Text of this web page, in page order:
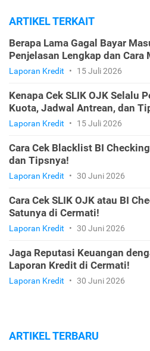
ARTIKEL TERKAIT
Berapa Lama Gagal Bayar
Penjelasan Lengkap dan
Laporan Kredit • 15 Juli 2026
Kenapa Cek SLIK OJK Selalu
Kuota, Jadwal Antrean, dan
Laporan Kredit • 15 Juli 2026
Cara Cek Blacklist BI
dan Tipsnya!
Laporan Kredit • 30 Juni 2026
Cara Cek SLIK OJK atau BI
Satunya di Cermati!
Laporan Kredit • 30 Juni 2026
Jaga Reputasi Keuangan
Laporan Kredit di Cermati!
Laporan Kredit • 30 Juni 2026
ARTIKEL TERBARU